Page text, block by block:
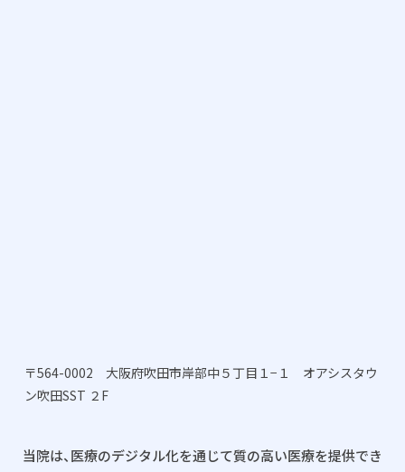
〒564-0002 大阪府吹田市岸部中５丁目１−１ オアシスタウ
ン吹田SST ２F
当院は、医療のデジタル化を通じて質の高い医療を提供でき